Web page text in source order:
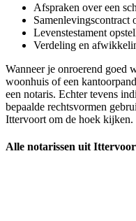
Afspraken over een
Samenlevingscontract
Levenstestament
Verdeling en
Wanneer je onroerend goed
woonhuis of een
een notaris. Echter tevens
bepaalde rechtsvormen
Ittervoort om de hoek kijken.
Alle notarissen uit